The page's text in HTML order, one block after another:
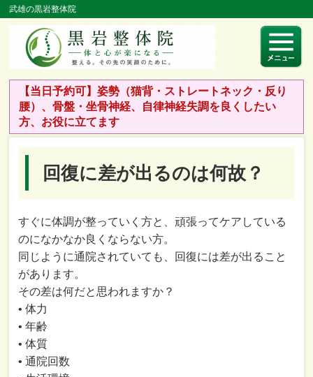
武雄の黒岩整体院
【当日予約可】姿勢（猫背・ストレートネック・反り
腰）、骨盤・坐骨神経、自律神経失調を良くしたい
方、お役に立てます
回復に差が出るのは何故？
すぐに体調が整っていく方と、頑張ってケアしている
のになかなか良くならない方。
同じように通院されていても、回復には差が出ること
があります。
その差は何だと思われますか？
• 体力
• 年齢
• 体質
• 通院回数